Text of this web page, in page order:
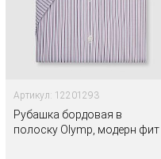
Артикул: 12201293
Рубашка бордовая в
полоску Olymp, модерн фит